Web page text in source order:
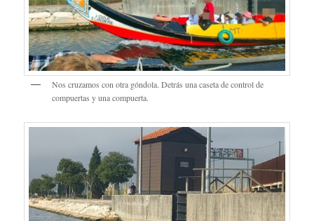
Nos cruzamos con otra góndola. Detrás una caseta de control de
compuertas y una compuerta.